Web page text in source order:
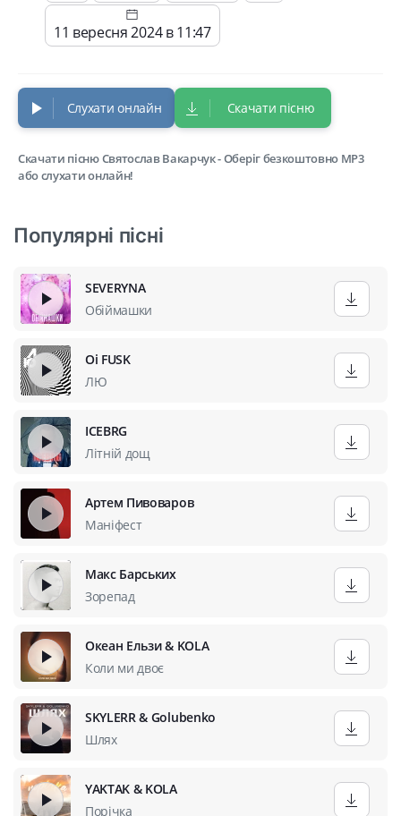
11 вересня 2024 в 11:47
Слухати онлайн Скачати пісню
Скачати пісню Святослав Вакарчук - Оберіг безкоштовно MP3
або слухати онлайн!
Популярні пісні
SEVERYNA
Обіймашки
Oi FUSK
ЛЮ
ICEBRG
Літній дощ
Артем Пивоваров
Маніфест
Макс Барських
Зорепад
Океан Ельзи & KOLA
Коли ми двоє
SKYLERR & Golubenko
Шлях
YAKTAK & KOLA
Порічка